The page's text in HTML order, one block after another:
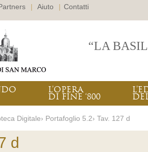
| Aiuto | Contatti
“LA
L’OPERA
DI FINE ‘800
Digitale› Portafoglio 5.2› Tav. 127 d
d